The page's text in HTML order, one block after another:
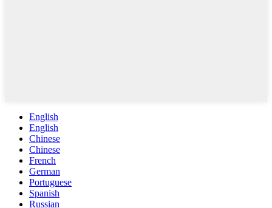
English
English
Chinese
Chinese
French
German
Portuguese
Spanish
Russian